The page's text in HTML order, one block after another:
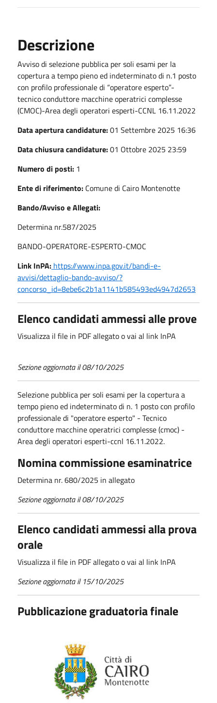
Descrizione
Avviso di selezione pubblica per soli esami per la
copertura a tempo pieno ed indeterminato di n.1 posto
con profilo professionale di “operatore esperto”-
tecnico conduttore macchine operatrici complesse
(CMOC)-Area degli operatori esperti-CCNL 16.11.2022
Data apertura candidature:01 Settembre 2025 16:36
Data chiusura candidature:01 Ottobre 2025 23:59
Numero di posti: 1
Ente di riferimento: Comune di Cairo Montenotte
Bando/Avviso e Allegati:
Determina nr.587/2025
BANDO-OPERATORE-ESPERTO-CMOC
Link InPA: https://www.inpa.gov.it/bandi-e-
avvisi/dettaglio-bando-avviso/?
concorso_id=8ebe6c2b1a1141b585493ed4947d2653
Elenco candidati ammessi alle prove
Visualizza il file in PDF allegato o vai al link InPA
Sezione aggiornata il 08/10/2025
Selezione pubblica per soli esami per la copertura a
tempo pieno ed indeterminato di n. 1 posto con profilo
professionale di "operatore esperto" - Tecnico
conduttore macchine operatrici complesse (cmoc) -
Area degli operatori esperti-ccnl 16.11.2022.
Nomina commissione esaminatrice
Determina nr. 680/2025 in allegato
Sezione aggiornata il 08/10/2025
Elenco candidati ammessi alla prova
orale
Visualizza il file in PDF allegato o vai al link InPA
Sezione aggiornata il 15/10/2025
Pubblicazione graduatoria finale